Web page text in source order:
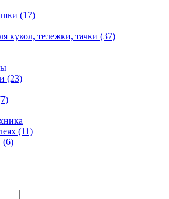
(17)
кукол, тележки, тачки (37)
(23)
(11)
(6)